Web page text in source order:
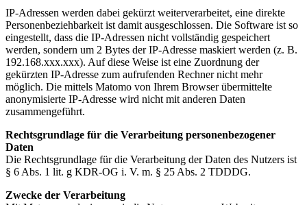
IP-Adressen werden dabei gekürzt weiterverarbeitet, eine direkte
Personenbeziehbarkeit ist damit ausgeschlossen. Die Software ist so
eingestellt, dass die IP-Adressen nicht vollständig gespeichert
werden, sondern um 2 Bytes der IP-Adresse maskiert werden (z. B.
192.168.xxx.xxx). Auf diese Weise ist eine Zuordnung der
gekürzten IP-Adresse zum aufrufenden Rechner nicht mehr
möglich. Die mittels Matomo von Ihrem Browser übermittelte
anonymisierte IP-Adresse wird nicht mit anderen Daten
zusammengeführt.
Rechtsgrundlage für die Verarbeitung personenbezogener
Daten
Die Rechtsgrundlage für die Verarbeitung der Daten des Nutzers ist
§ 6 Abs. 1 lit. g KDR-OG i. V. m. § 25 Abs. 2 TDDDG.
Zwecke der Verarbeitung